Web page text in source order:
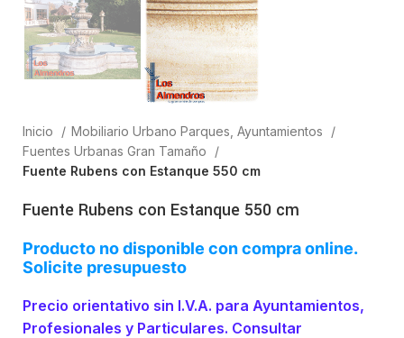
Inicio
Mobiliario Urbano Parques, Ayuntamientos
Fuentes Urbanas Gran Tamaño
Fuente Rubens con Estanque 550 cm
Fuente Rubens con Estanque 550 cm
Producto no disponible con compra online.
Solicite presupuesto
Precio orientativo sin I.V.A. para Ayuntamientos,
Profesionales y Particulares. Consultar